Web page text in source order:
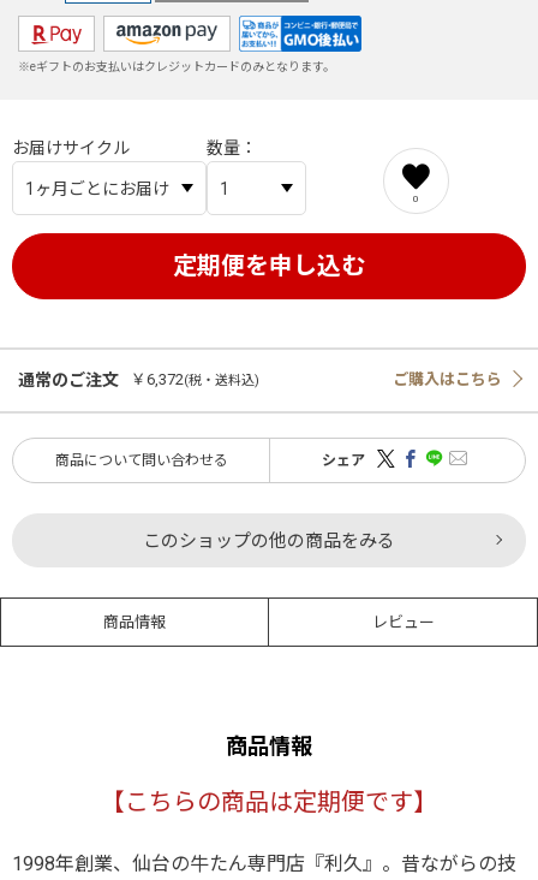
※eギフトのお支払いはクレジットカードのみとなります。
お届けサイクル 数量
0
通常のご注文 ￥6,372(税・送料込) ご購入はこちら
商品について問い合わせる シェア
このショップの他の商品をみる
商品情報 レビュー
商品情報
【こちらの商品は定期便です】
1998年創業、仙台の牛たん専門店『利久』。昔ながらの技